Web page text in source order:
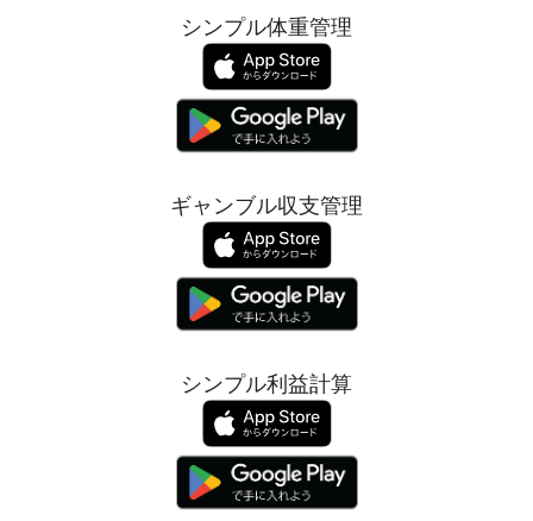
シンプル体重管理
ギャンブル収支管理
シンプル利益計算